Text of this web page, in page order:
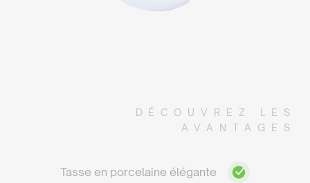
DÉCOUVREZ LES
AVANTAGES
Tasse en porcelaine élégante